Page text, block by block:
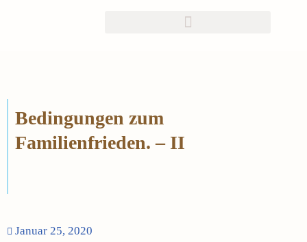
Bedingungen zum
Familienfrieden. – II
Januar 25, 2020